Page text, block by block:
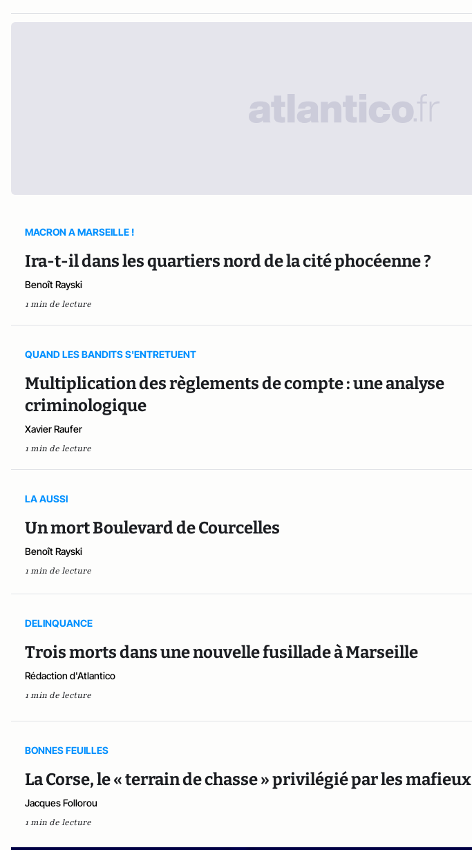
MACRON A MARSEILLE !
Ira-t-il dans les quartiers nord de la cité phocéenne ?
Benoît Rayski
1 min de lecture
QUAND LES BANDITS S'ENTRETUENT
Multiplication des règlements de compte : une analyse
criminologique
Xavier Raufer
1 min de lecture
LA AUSSI
Un mort Boulevard de Courcelles
Benoît Rayski
1 min de lecture
DELINQUANCE
Trois morts dans une nouvelle fusillade à Marseille
Rédaction d'Atlantico
1 min de lecture
BONNES FEUILLES
La Corse, le « terrain de chasse » privilégié par les mafieux
Jacques Follorou
1 min de lecture